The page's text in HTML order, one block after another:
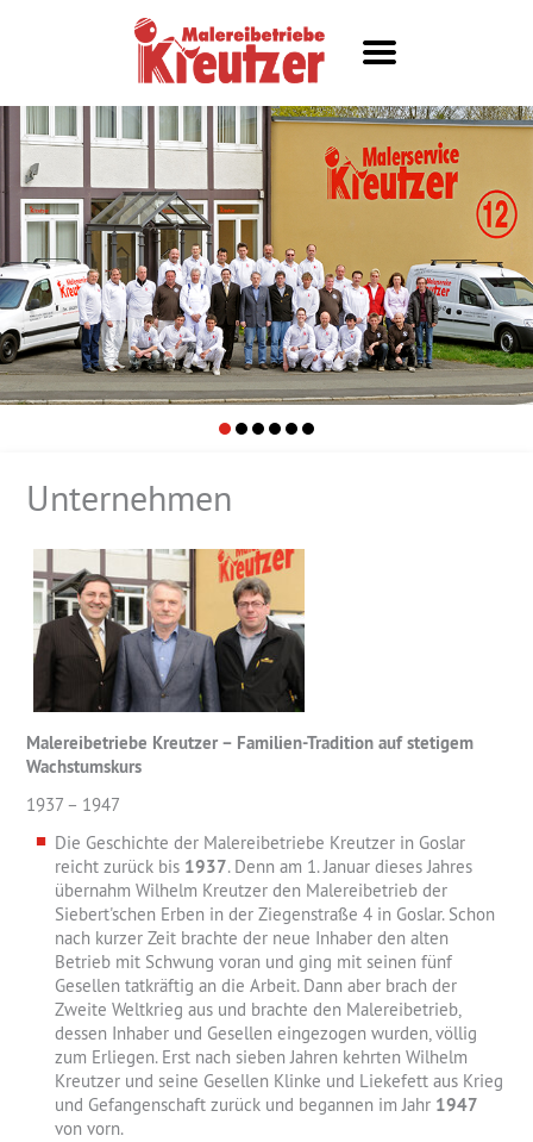
Unternehmen
Malereibetriebe Kreutzer – Familien-Tradition auf stetigem
Wachstumskurs
1937 – 1947
Die Geschichte der Malereibetriebe Kreutzer in Goslar
reicht zurück bis 1937. Denn am 1. Januar dieses Jahres
übernahm Wilhelm Kreutzer den Malereibetrieb der
Siebert'schen Erben in der Ziegenstraße 4 in Goslar. Schon
nach kurzer Zeit brachte der neue Inhaber den alten
Betrieb mit Schwung voran und ging mit seinen fünf
Gesellen tatkräftig an die Arbeit. Dann aber brach der
Zweite Weltkrieg aus und brachte den Malereibetrieb,
dessen Inhaber und Gesellen eingezogen wurden, völlig
zum Erliegen. Erst nach sieben Jahren kehrten Wilhelm
Kreutzer und seine Gesellen Klinke und Liekefett aus Krieg
und Gefangenschaft zurück und begannen im Jahr 1947
von vorn.